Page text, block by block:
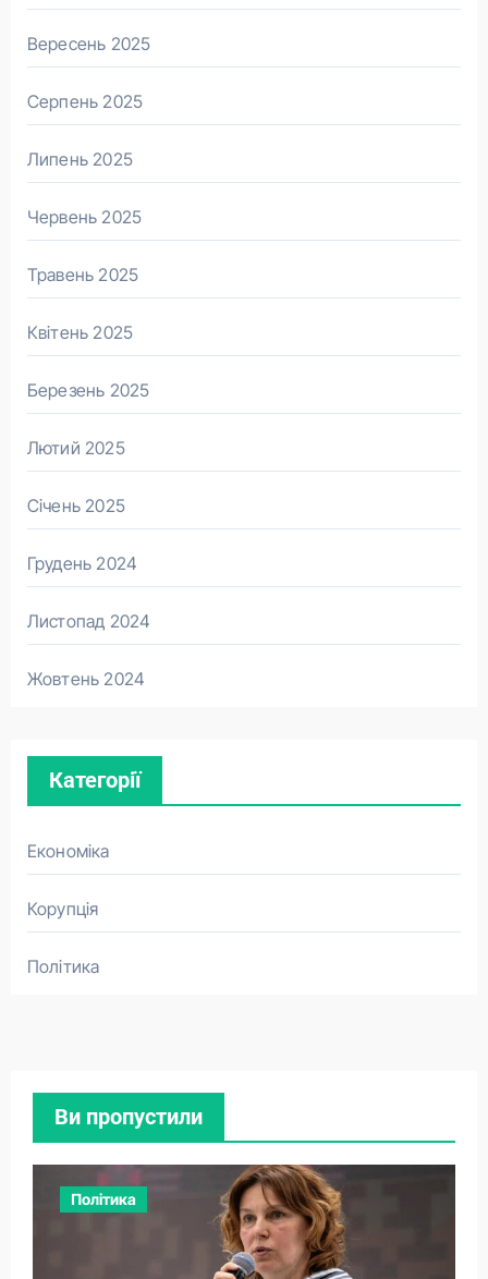
Вересень 2025
Серпень 2025
Липень 2025
Червень 2025
Травень 2025
Квітень 2025
Березень 2025
Лютий 2025
Січень 2025
Грудень 2024
Листопад 2024
Жовтень 2024
Категорії
Економіка
Корупція
Політика
Ви пропустили
Політика